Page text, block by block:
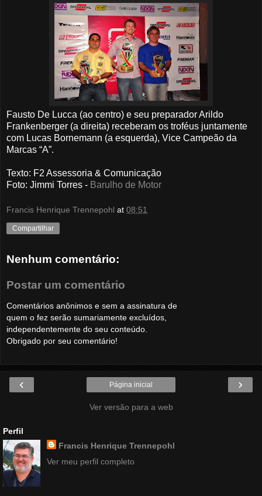
Fausto De Lucca (ao centro) e seu preparador Arildo
Frankenberger (a direita) receberam os troféus juntamente
com Lucas Bornemann (a esquerda), Vice Campeão da
Marcas “A”.
Texto: F2 Assessoria & Comunicação
Foto: Jimmi Torres - Barulho de Motor
Francis Henrique Trennepohl at 08:51
Compartilhar
Nenhum comentário:
Postar um comentário
Comentários anônimos e sem a assinatura de
quem o fez serão sumariamente excluídos,
independentemente do seu conteúdo.
Obrigado por seu comentário!
‹ ›
Página inicial
Ver versão para a web
Perfil
Francis Henrique Trennepohl
Ver meu perfil completo